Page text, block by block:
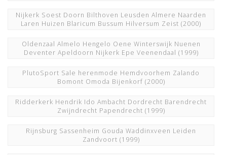
Nijkerk Soest Doorn Bilthoven Leusden Almere Naarden
Laren Huizen Blaricum Bussum Hilversum Zeist (2000)
Oldenzaal Almelo Hengelo Oene Winterswijk Nuenen
Deventer Apeldoorn Nijkerk Epe Veenendaal (1999)
PlutoSport Sale herenmode Hemdvoorhem Zalando
Bomont Omoda Bijenkorf (2000)
Ridderkerk Hendrik Ido Ambacht Dordrecht Barendrecht
Zwijndrecht Papendrecht (1999)
Rijnsburg Sassenheim Gouda Waddinxveen Leiden
Zandvoort (1999)